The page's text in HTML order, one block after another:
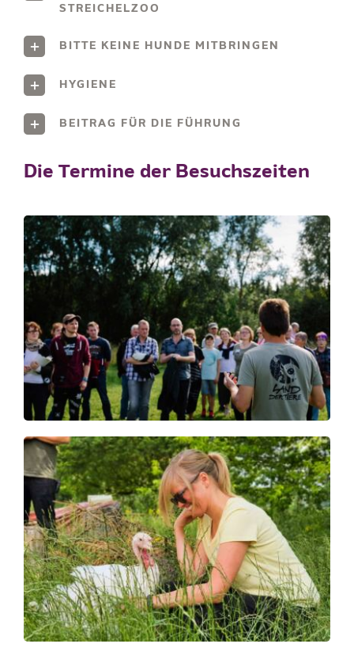
STREICHELZOO
BITTE KEINE HUNDE MITBRINGEN
HYGIENE
BEITRAG FÜR DIE FÜHRUNG
Die Termine der Besuchszeiten